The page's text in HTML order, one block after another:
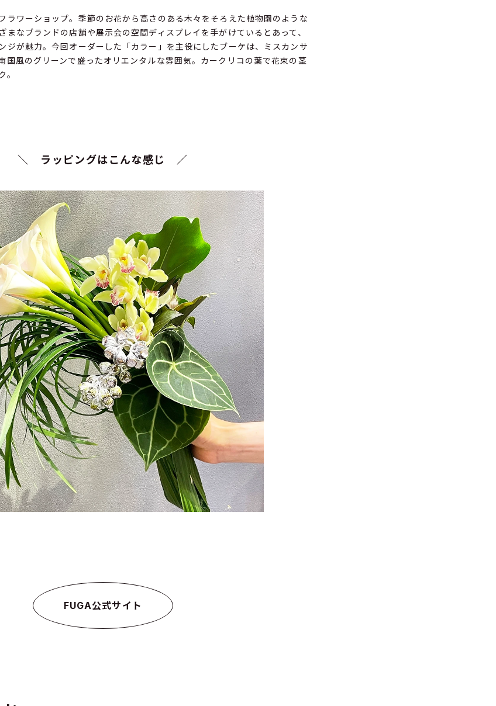
ラワーショップ。季節のお花から高さのある木々をそろえた植物園のような
まなブランドの店舗や展示会の空間ディスプレイを手がけているとあって、
ジが魅力。今回オーダーした「カラー」を主役にしたブーケは、ミスカンサ
国風のグリーンで盛ったオリエンタルな雰囲気。カークリコの葉で花束の茎
＼ ラッピングはこんな感じ ／
FUGA公式サイト